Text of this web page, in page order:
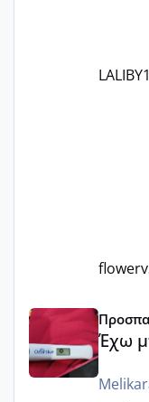
LALIBY
flowerv
Έχω μπερδευτεί
Έχω